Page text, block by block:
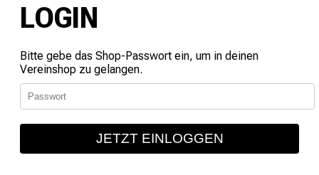
LOGIN
Bitte gebe das Shop-Passwort ein, um in deinen
Vereinshop zu gelangen.
JETZT EINLOGGEN